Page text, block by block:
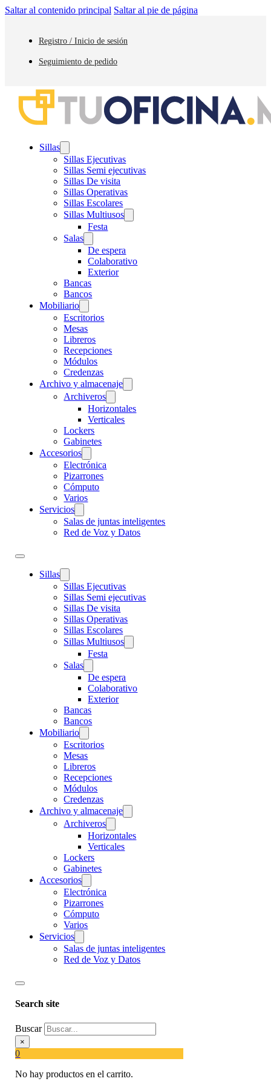
Saltar al contenido principal Saltar al pie de página
Registro / Inicio de sesión
Seguimiento de pedido
Sillas
Sillas Ejecutivas
Sillas Semi ejecutivas
Sillas De visita
Sillas Operativas
Sillas Escolares
Sillas Multiusos
Festa
Salas
De espera
Colaborativo
Exterior
Bancas
Bancos
Mobiliario
Escritorios
Mesas
Libreros
Recepciones
Módulos
Credenzas
Archivo y almacenaje
Archiveros
Horizontales
Verticales
Lockers
Gabinetes
Accesorios
Electrónica
Pizarrones
Cómputo
Varios
Servicios
Salas de juntas inteligentes
Red de Voz y Datos
Sillas
Sillas Ejecutivas
Sillas Semi ejecutivas
Sillas De visita
Sillas Operativas
Sillas Escolares
Sillas Multiusos
Festa
Salas
De espera
Colaborativo
Exterior
Bancas
Bancos
Mobiliario
Escritorios
Mesas
Libreros
Recepciones
Módulos
Credenzas
Archivo y almacenaje
Archiveros
Horizontales
Verticales
Lockers
Gabinetes
Accesorios
Electrónica
Pizarrones
Cómputo
Varios
Servicios
Salas de juntas inteligentes
Red de Voz y Datos
Search site
Buscar
×
0
No hay productos en el carrito.